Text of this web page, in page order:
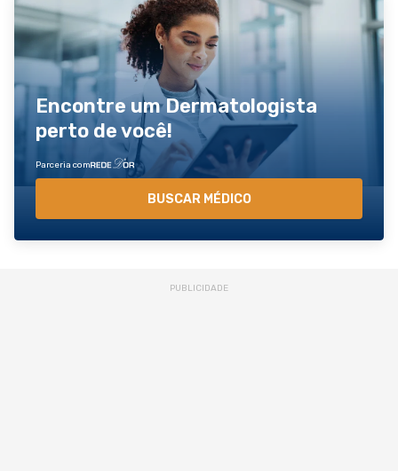
Encontre um Dermatologista
perto de você!
Parceria com
BUSCAR MÉDICO